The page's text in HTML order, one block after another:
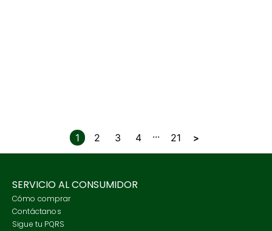
1 2 3 4 ... 21
SERVICIO AL CONSUMIDOR
Cómo comprar
Contáctanos
Sigue tu PQRS